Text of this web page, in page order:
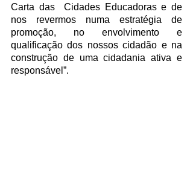
Carta das  Cidades Educadoras e de
nos revermos numa estratégia de
promoção, no envolvimento e
qualificação dos nossos cidadão e na
construção de uma cidadania ativa e
responsável”.